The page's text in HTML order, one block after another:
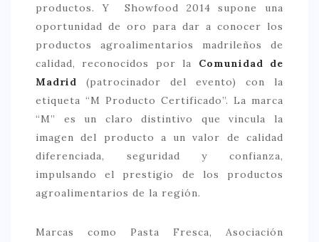
CONTACTO
productos. Y Showfood 2014 supone una
oportunidad de oro para dar a conocer los
productos agroalimentarios madrileños de
calidad, reconocidos por la Comunidad de
Madrid (patrocinador del evento) con la
etiqueta “M Producto Certificado”. La marca
“M” es un claro distintivo que vincula la
imagen del producto a un valor de calidad
diferenciada, seguridad y confianza,
impulsando el prestigio de los productos
agroalimentarios de la región.
Marcas como Pasta Fresca, Asociación